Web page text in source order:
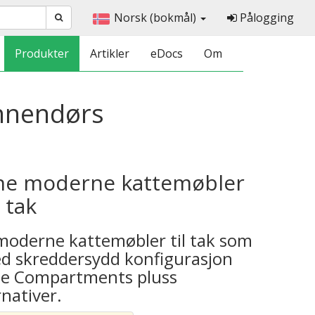
Norsk (bokmål) Pålogging
Produkter Artikler eDocs Om
moderne kattemøbler
kattemøbler til tak som
skreddersydd konfigurasjon
Compartments pluss